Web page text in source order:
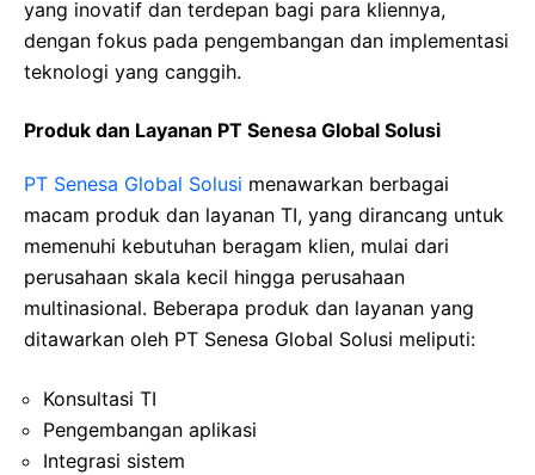
yang inovatif dan terdepan bagi para kliennya,
dengan fokus pada pengembangan dan implementasi
teknologi yang canggih.
Produk dan Layanan PT Senesa Global Solusi
PT Senesa Global Solusi menawarkan berbagai
macam produk dan layanan TI, yang dirancang untuk
memenuhi kebutuhan beragam klien, mulai dari
perusahaan skala kecil hingga perusahaan
multinasional. Beberapa produk dan layanan yang
ditawarkan oleh PT Senesa Global Solusi meliputi:
Konsultasi TI
Pengembangan aplikasi
Integrasi sistem